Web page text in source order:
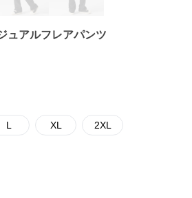
ュアルフレアパンツ
L XL 2XL